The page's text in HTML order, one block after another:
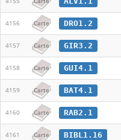
4156 Carte DRO1.2
4157 Carte GIR3.2
4158 Carte GUI4.1
4159 Carte BAT4.1
4160 Carte RAB2.1
4161 Carte BIBL1.16